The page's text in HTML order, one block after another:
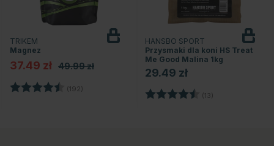
TRIKEM
Magnez
37.49 zł 49.99 zł
Ocena: (192)
HANSBO SPORT
Przysmaki dla koni HS Treat
Me Good Malina 1kg
29.49 zł
Ocena: (13)